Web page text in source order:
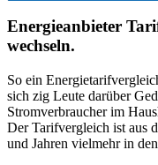
Energieanbieter
wechseln.
So ein
sich zig Leute darüber
Stromverbraucher im
Der Tarifvergleich ist aus
und Jahren vielmehr in